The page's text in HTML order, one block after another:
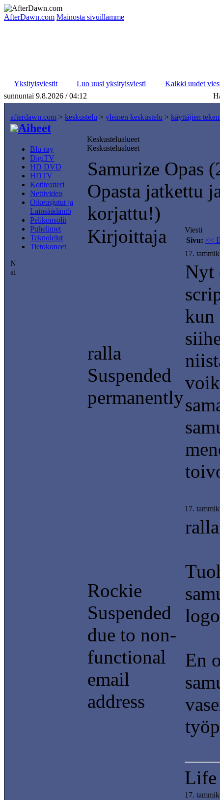
AfterDawn.com Mainosta sivuillamme
Yksityisviestit Luo uusi yksityisviesti
Kaikki uudet
sunnuntai 9.8.2026 / 04:12
afterdawn.com > keskustelu > yleinen keskustelu > käyttäjien
Aiheet
Blu-ray
DigiTV
HD DVD
HDTV
Kotiteatteri
Nettivideo
Oikeusjutut ja
Lainsäädäntö
Pelikonsolit
Puhelimet
Teknolelut
Tietokoneet
Keskustelualueet
Keskustelualueet
Samurize Opas
Opasta jatkettu
korjattu!)
Kirjoittaja
Viesti
Sivu: <<
ralla
Suspended
permanently
17.
Nyt
kun
Rockie
Suspended
due to non-
functional
email
address
17.
ralla
En
Life
17.